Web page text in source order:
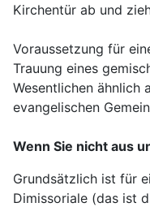
Kirchentür ab und
Voraussetzung für
Trauung eines
Wesentlichen ähnlich
evangelischen
Wenn Sie nicht aus
Grundsätzlich ist für
Dimissoriale (das ist